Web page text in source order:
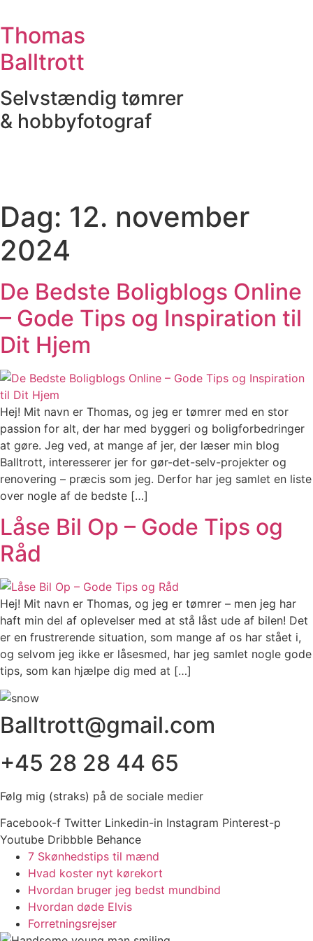
til
indhold
Thomas
Balltrott
Selvstændig tømrer
& hobbyfotograf
Dag: 12. november
2024
De Bedste Boligblogs Online
– Gode Tips og Inspiration til
Dit Hjem
Hej! Mit navn er Thomas, og jeg er tømrer med en stor
passion for alt, der har med byggeri og boligforbedringer
at gøre. Jeg ved, at mange af jer, der læser min blog
Balltrott, interesserer jer for gør-det-selv-projekter og
renovering – præcis som jeg. Derfor har jeg samlet en liste
over nogle af de bedste […]
Låse Bil Op – Gode Tips og
Råd
Hej! Mit navn er Thomas, og jeg er tømrer – men jeg har
haft min del af oplevelser med at stå låst ude af bilen! Det
er en frustrerende situation, som mange af os har stået i,
og selvom jeg ikke er låsesmed, har jeg samlet nogle gode
tips, som kan hjælpe dig med at […]
Balltrott@gmail.com
+45 28 28 44 65
Følg mig (straks) på de sociale medier
Facebook-f Twitter Linkedin-in Instagram Pinterest-p
Youtube Dribbble Behance
7 Skønhedstips til mænd
Hvad koster nyt kørekort
Hvordan bruger jeg bedst mundbind
Hvordan døde Elvis
Forretningsrejser